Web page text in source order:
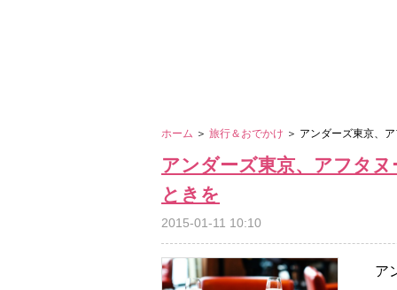
ホーム ＞ 旅行＆おでかけ ＞ アンダーズ東京、
アンダーズ東京、アフタ
ときを
2015-01-11 10:10
ア